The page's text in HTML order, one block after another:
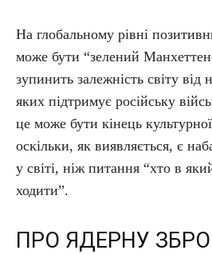
На глобальному рівні
може бути “зелений
зупинить залежність світу від
яких підтримує російську
це може бути кінець
оскільки, як виявляється, є
у світі, ніж питання “хто в
ходити”.
ПРО ЯДЕРНУ